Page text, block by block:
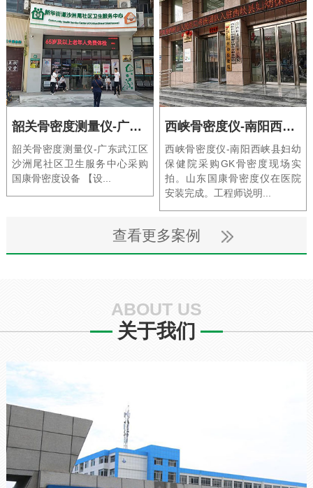
韶关骨密度测量仪-广东武江区沙洲尾社区卫生服务中心采购国康骨密度设备
韶关骨密度测量仪-广东武江区
沙洲尾社区卫生服务中心采购
国康骨密度设备 【设...
西峡骨密度仪-南阳西峡县妇幼保健院采购GK骨密度现场实拍
西峡骨密度仪-南阳西峡县妇幼
保健院采购GK骨密度现场实
拍。山东国康骨密度仪在医院
安装完成。工程师说明...
查看更多案例
ABOUT US
关于我们